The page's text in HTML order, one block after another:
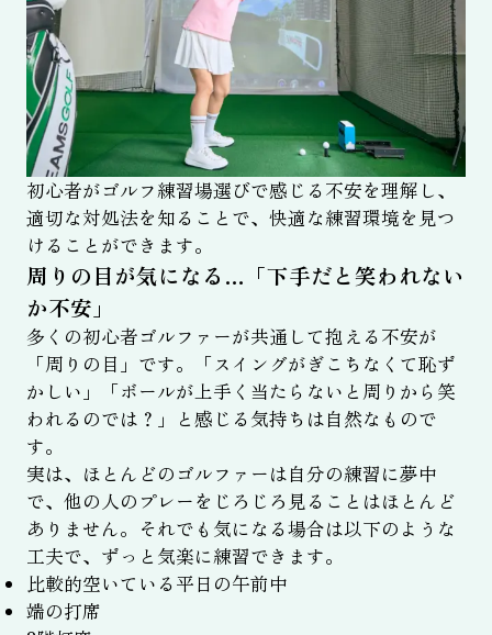
初心者がゴルフ練習場選びで感じる不安を理解し、
適切な対処法を知ることで、快適な練習環境を見つ
けることができます。
周りの目が気になる…「下手だと笑われない
か不安」
多くの初心者ゴルファーが共通して抱える不安が
「周りの目」です。「スイングがぎこちなくて恥ず
かしい」「ボールが上手く当たらないと周りから笑
われるのでは？」と感じる気持ちは自然なもので
す。
実は、ほとんどのゴルファーは自分の練習に夢中
で、他の人のプレーをじろじろ見ることはほとんど
ありません。それでも気になる場合は以下のような
工夫で、ずっと気楽に練習できます。
比較的空いている平日の午前中
端の打席